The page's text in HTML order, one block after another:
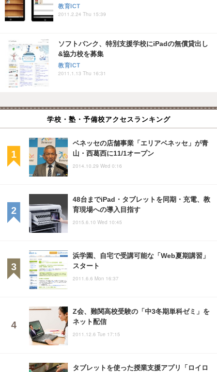
教育ICT
2011.2.24 Thu 15:39
ソフトバンク、特別支援学校にiPadの無償貸出し
&協力校を募集
教育ICT
2011.1.13 Thu 16:31
学校・塾・予備校アクセスランキング
ベネッセの店舗事業「エリアベネッセ」が青
山・西葛西に11/1オープン
2014.10.29 Wed 0:16
48台までiPad・タブレットを同期・充電、教
育現場への導入目指す
2015.6.10 Wed 10:45
浜学園、自宅で受講可能な「Web夏期講習」
スタート
2011.6.6 Mon 16:37
Z会、難関高校受験の「中3冬期単科ゼミ」を
ネット配信
2011.12.6 Tue 17:15
タブレットを使った授業支援アプリ「ロイロ